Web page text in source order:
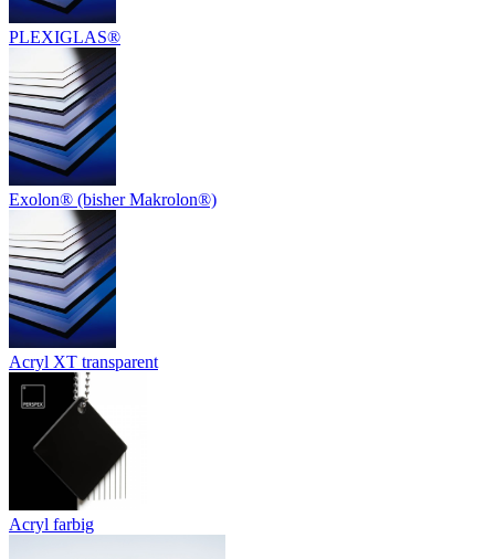
PLEXIGLAS®
Exolon® (bisher Makrolon®)
Acryl XT transparent
Acryl farbig